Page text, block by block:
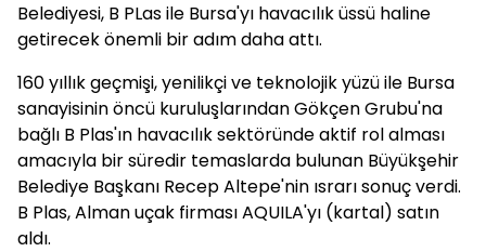
Belediyesi, B PLas ile Bursa'yı havacılık üssü haline
getirecek önemli bir adım daha attı.
160 yıllık geçmişi, yenilikçi ve teknolojik yüzü ile Bursa
sanayisinin öncü kuruluşlarından Gökçen Grubu'na
bağlı B Plas'ın havacılık sektöründe aktif rol alması
amacıyla bir süredir temaslarda bulunan Büyükşehir
Belediye Başkanı Recep Altepe'nin ısrarı sonuç verdi.
B Plas, Alman uçak firması AQUILA'yı (kartal) satın
aldı.